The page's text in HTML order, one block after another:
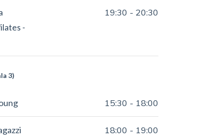
-
19:30 -20:30
3)
15:30 - 18:00
18:00 - 19:00